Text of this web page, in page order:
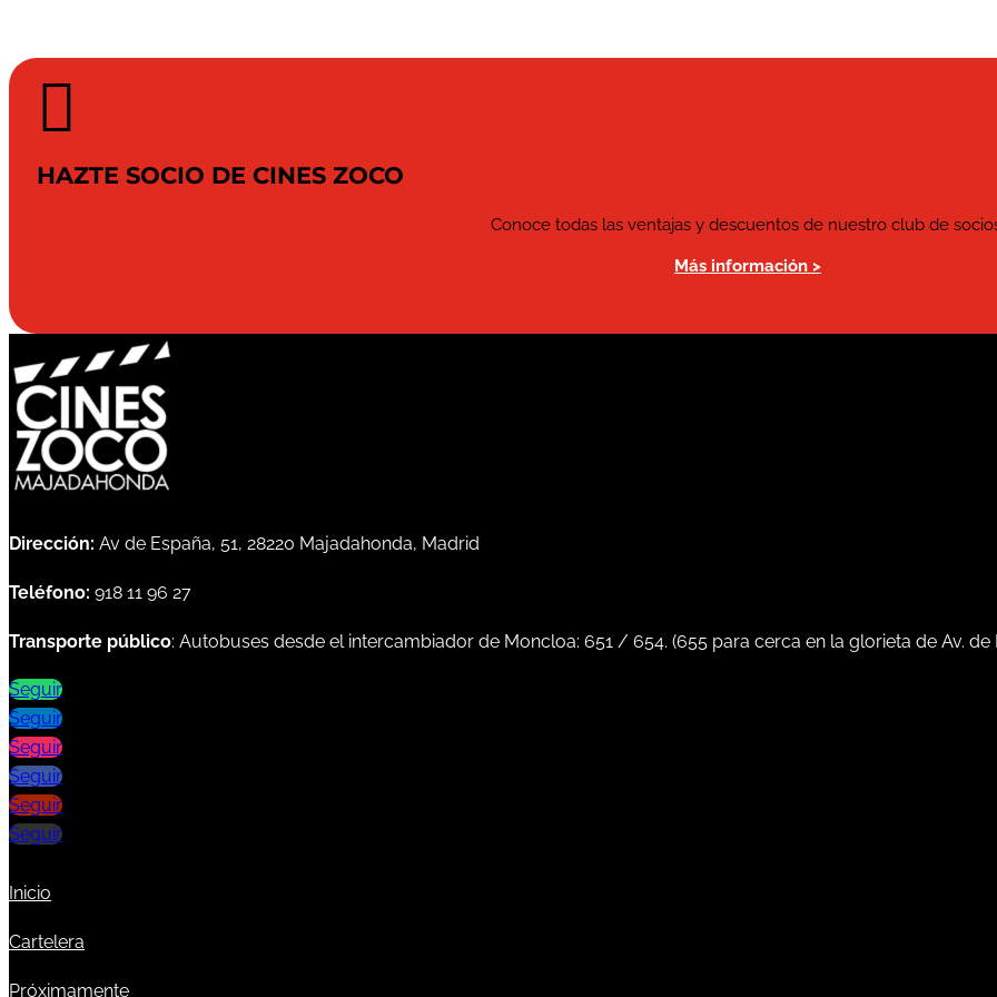

HAZTE SOCIO DE CINES ZOCO
Conoce todas las ventajas y descuentos de nuestro club de
Más información >
Dirección: Av de España, 51, 28220 Majadahonda, Madrid
Teléfono: 918 11 96 27
Transporte público: Autobuses desde el intercambiador de Moncloa: 651 / 654. (655 para cerca en la glorieta de Av. de
Seguir
Seguir
Seguir
Seguir
Seguir
Seguir
Inicio
Cartelera
Próximamente